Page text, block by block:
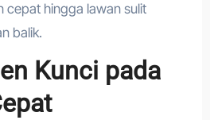
cepat hingga lawan sulit
balik.
Kunci pada